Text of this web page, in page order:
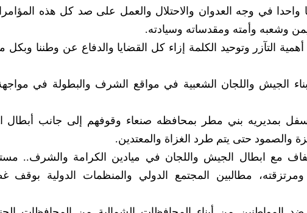
في وجه العدوان والاحتلال والعمل على صد كل هذه
وشعبه وأمته ومقدساته وسيادته.
التآزر وتوحيد الكلمة إزاء كل القضايا والدفاع عن وطننا وبكل ما
الجيش واللجان الشعبية في مواقع الشرف والبطولة في
بمديريه بني مطر بمحافظه صنعاء وقوفهم إلى جانب أبطال
والصمود حتى يتم طرد الغزاة والمعتدين.
مع ابطال الجيش واللجان في ميادين الكرامة والشرف..
مطالبين المجتمع الدولي والمنظمات الدولية بوقف